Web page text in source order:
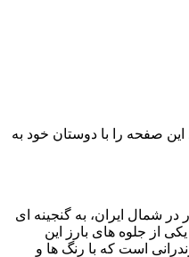
این صفحه را با دوستان خود به
شمال ایران، به گنجینه ای
از جلوه های بارز این
است که با رنگ ها و